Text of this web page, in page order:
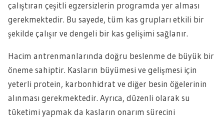
çalıştıran çeşitli egzersizlerin programda yer alması
gerekmektedir. Bu sayede, tüm kas grupları etkili bir
şekilde çalışır ve dengeli bir kas gelişimi sağlanır.
Hacim antrenmanlarında doğru beslenme de büyük bir
öneme sahiptir. Kasların büyümesi ve gelişmesi için
yeterli protein, karbonhidrat ve diğer besin öğelerinin
alınması gerekmektedir. Ayrıca, düzenli olarak su
tüketimi yapmak da kasların onarım sürecini